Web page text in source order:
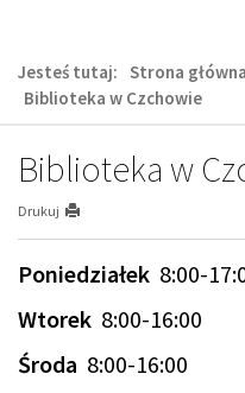
Jesteś tutaj: Strona główna
Biblioteka w Czchowie
Biblioteka w
Drukuj
Poniedziałek 8:00-
Wtorek 8:00-16:00
Środa 8:00-16:00